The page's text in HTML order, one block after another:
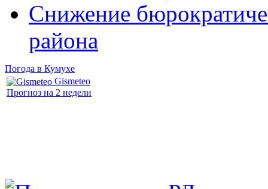
Снижение
района
Погода в Кумухе
Gismeteo
Прогноз на 2 недели